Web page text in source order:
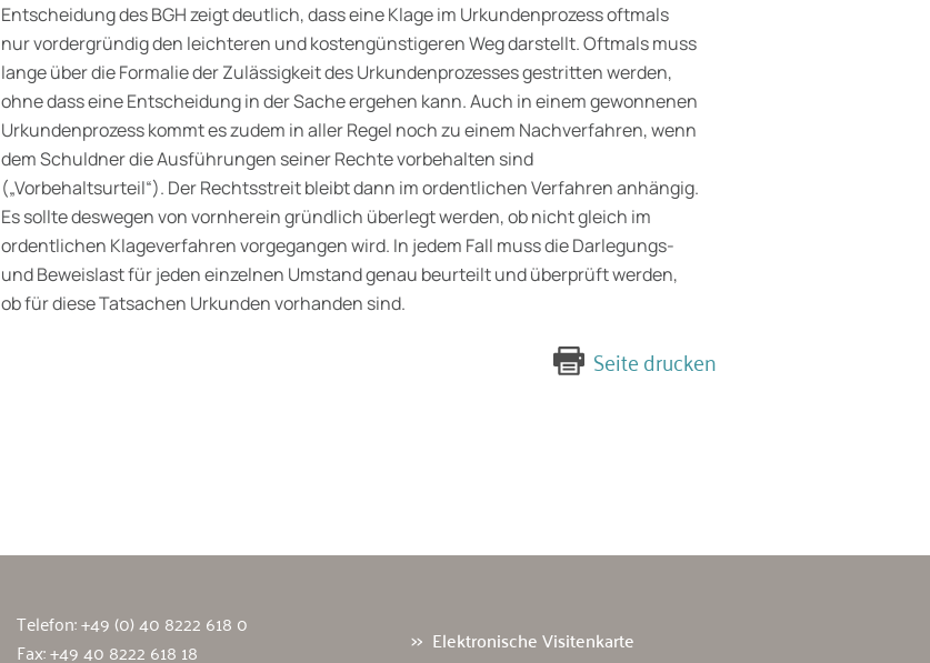
Entscheidung des BGH zeigt deutlich, dass eine Klage im Urkundenprozess oftmals
nur vordergründig den leichteren und kostengünstigeren Weg darstellt. Oftmals muss
lange über die Formalie der Zulässigkeit des Urkundenprozesses gestritten werden,
ohne dass eine Entscheidung in der Sache ergehen kann. Auch in einem gewonnenen
Urkundenprozess kommt es zudem in aller Regel noch zu einem Nachverfahren, wenn
dem Schuldner die Ausführungen seiner Rechte vorbehalten sind
(„Vorbehaltsurteil“). Der Rechtsstreit bleibt dann im ordentlichen Verfahren anhängig.
Es sollte deswegen von vornherein gründlich überlegt werden, ob nicht gleich im
ordentlichen Klageverfahren vorgegangen wird. In jedem Fall muss die Darlegungs-
und Beweislast für jeden einzelnen Umstand genau beurteilt und überprüft werden,
ob für diese Tatsachen Urkunden vorhanden sind.
Seite drucken
Telefon:+49 (0) 40 8222 618 0
Fax: +49 40 8222 618 18
Elektronische Visitenkarte